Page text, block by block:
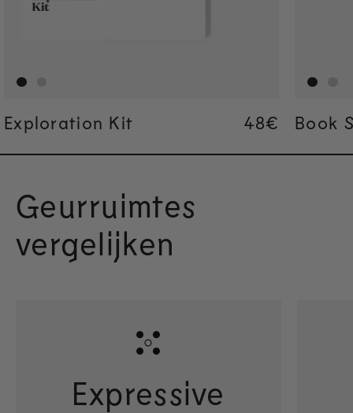
Exploration Kit Regular
48€
Regular
48€ Book
Geurruimtes
vergelijken
Expressive